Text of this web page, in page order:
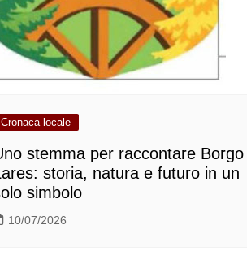
Cronaca locale
stemma per raccontare Borgo
storia, natura e futuro in un
simbolo
10/07/2026